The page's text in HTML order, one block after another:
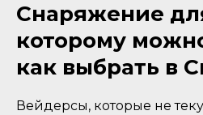
Снаряжение
которому
как выбрать в
Вейдерсы, которые не